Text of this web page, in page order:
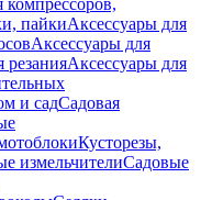
компрессоров,
пайкиАксессуары для
Аксессуары для
резанияАксессуары для
и садСадовая
Кусторезы,
измельчителиСадовые